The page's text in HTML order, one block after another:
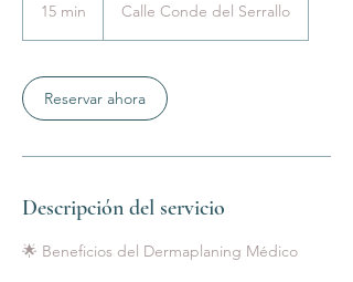
15 min
m
i
n
Calle Conde del Serrallo
Reservar ahora
Descripción del servicio
🌟 Beneficios del Dermaplaning Médico